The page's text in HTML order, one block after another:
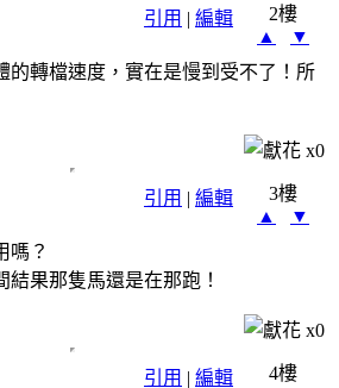
引用 | 編輯
2樓
▲
▼
的轉檔速度，實在是慢到受不了！所
x0
引用 | 編輯
3樓
▲
▼
嗎？
果那隻馬還是在那跑！
x0
引用 | 編輯
4樓